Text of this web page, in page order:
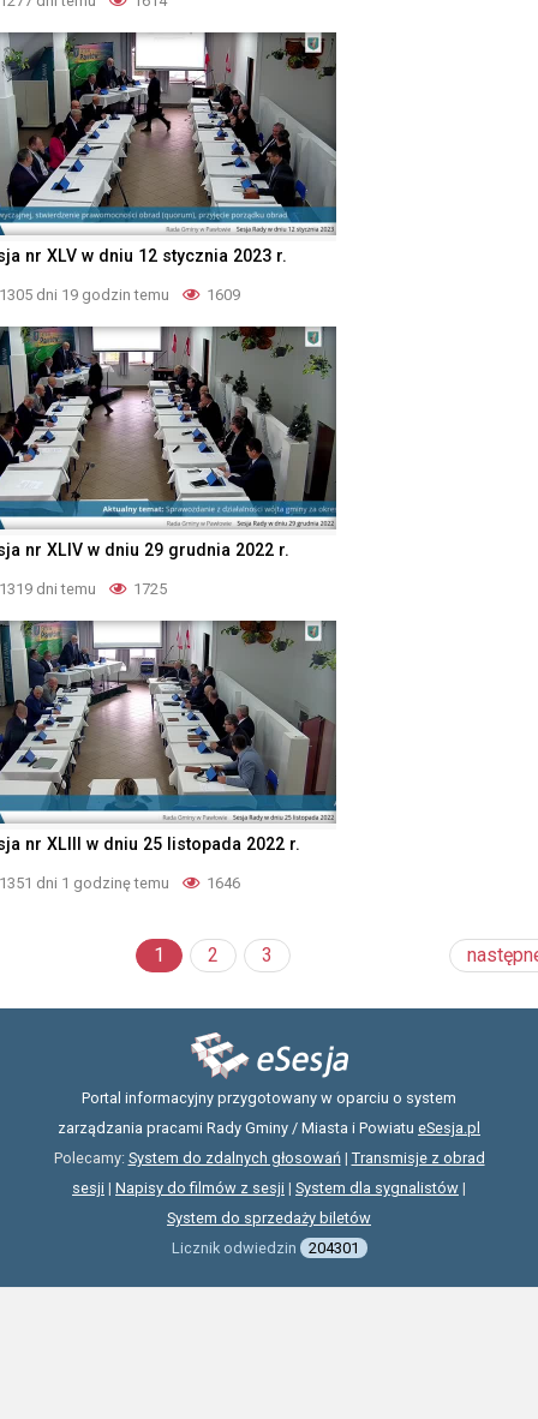
nr XLV w dniu 12 stycznia 2023 r.
1305 dni 19 godzin temu 1609
nr XLIV w dniu 29 grudnia 2022 r.
1319 dni temu 1725
nr XLIII w dniu 25 listopada 2022 r.
1351 dni 1 godzinę temu 1646
1 2 3
Portal informacyjny przygotowany w oparciu o system
zarządzania pracami Rady Gminy / Miasta i Powiatu eSesja.pl
Polecamy: System do zdalnych głosowań| Transmisje z obrad
sesji | Napisy do filmów z sesji | System dla sygnalistów |
System do sprzedaży biletów
Licznik odwiedzin
204301